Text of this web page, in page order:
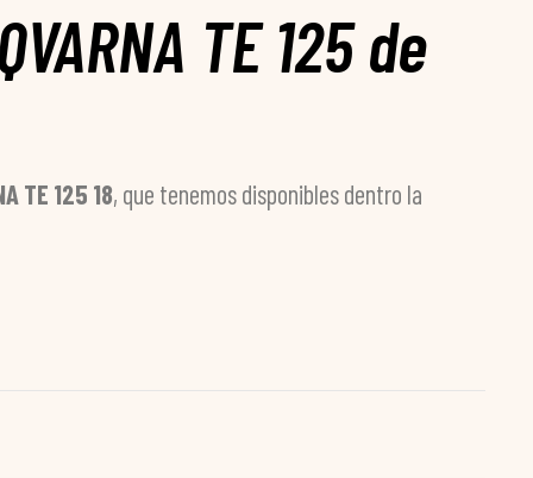
TE 125 de
TE 125 18, que tenemos disponibles dentro la